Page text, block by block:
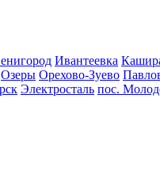
Ивантеевка
Озеры Орехово-Зуево
Электросталь пос.